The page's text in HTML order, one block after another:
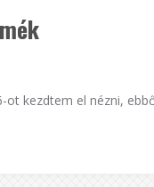
ot kezdtem el nézni,